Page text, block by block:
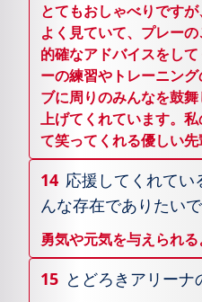
とてもおしゃべりです
よく見ていて、プレー
的確なアドバイスをし
ーの練習やトレーニン
ブに周りのみんなを鼓
上げてくれています。
て笑ってくれる優しい
14 応援してくれてい
んな存在でありたい
勇気や元気を与えられ
15 とどろきアリーナ